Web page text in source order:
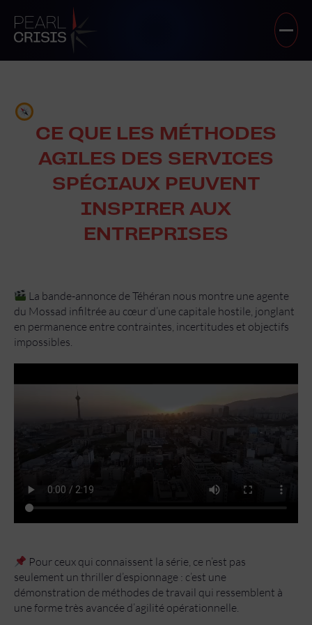
CE QUE LES MÉTHODES
AGILES DES SERVICES
SPÉCIAUX PEUVENT
INSPIRER AUX
ENTREPRISES
La bande-annonce de Téhéran nous montre une agente
du Mossad infiltrée au cœur d’une capitale hostile, jonglant
en permanence entre contraintes, incertitudes et objectifs
impossibles.
Pour ceux qui connaissent la série, ce n’est pas
seulement un thriller d’espionnage : c’est une
démonstration de méthodes de travail qui ressemblent à
une forme très avancée d’agilité opérationnelle.